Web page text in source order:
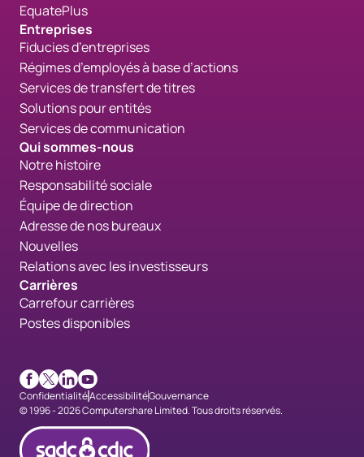
EquatePlus
Entreprises
Fiducies d’entreprises
Régimes d’employés à base d’actions
Services de transfert de titres
Solutions pour entités
Services de communication
Qui sommes-nous
Notre histoire
Responsabilité sociale
Équipe de direction
Adresse de nos bureaux
Nouvelles
Relations avec les investisseurs
Carrières
Carrefour carrières
Postes disponibles
Facebook
X LinkedInYoutube
ConfidentialitéAccessibilitéGouvernance
© 1996 - 2026 Computershare Limited. Tous droits réservés.